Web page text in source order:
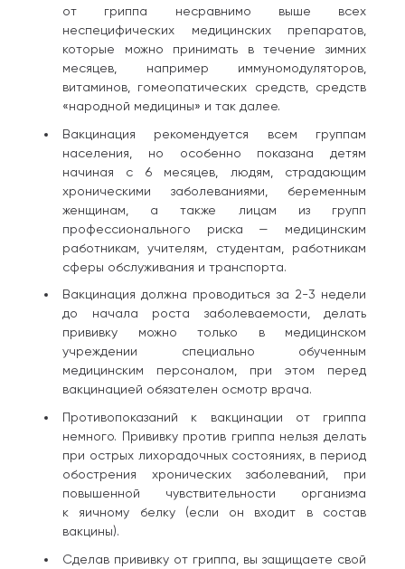
от гриппа несравнимо выше всех
неспецифических медицинских препаратов,
которые можно принимать в течение зимних
месяцев, например иммуномодуляторов,
витаминов, гомеопатических средств, средств
«народной медицины» и так далее.
Вакцинация рекомендуется всем группам
населения, но особенно показана детям
начиная с 6 месяцев, людям, страдающим
хроническими заболеваниями, беременным
женщинам, а также лицам из групп
профессионального риска — медицинским
работникам, учителям, студентам, работникам
сферы обслуживания и транспорта.
Вакцинация должна проводиться за 2-3 недели
до начала роста заболеваемости, делать
прививку можно только в медицинском
учреждении специально обученным
медицинским персоналом, при этом перед
вакцинацией обязателен осмотр врача.
Противопоказаний к вакцинации от гриппа
немного. Прививку против гриппа нельзя делать
при острых лихорадочных состояниях, в период
обострения хронических заболеваний, при
повышенной чувствительности организма
к яичному белку (если он входит в состав
вакцины).
Сделав прививку от гриппа, вы защищаете свой